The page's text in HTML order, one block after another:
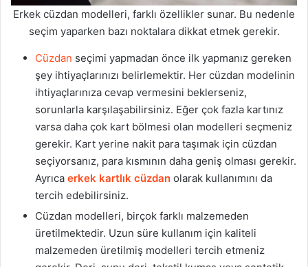
Erkek cüzdan modelleri, farklı özellikler sunar. Bu nedenle
seçim yaparken bazı noktalara dikkat etmek gerekir.
Cüzdan seçimi yapmadan önce ilk yapmanız gereken
şey ihtiyaçlarınızı belirlemektir. Her cüzdan modelinin
ihtiyaçlarınıza cevap vermesini beklerseniz,
sorunlarla karşılaşabilirsiniz. Eğer çok fazla kartınız
varsa daha çok kart bölmesi olan modelleri seçmeniz
gerekir. Kart yerine nakit para taşımak için cüzdan
seçiyorsanız, para kısmının daha geniş olması gerekir.
Ayrıca erkek kartlık cüzdan olarak kullanımını da
tercih edebilirsiniz.
Cüzdan modelleri, birçok farklı malzemeden
üretilmektedir. Uzun süre kullanım için kaliteli
malzemeden üretilmiş modelleri tercih etmeniz